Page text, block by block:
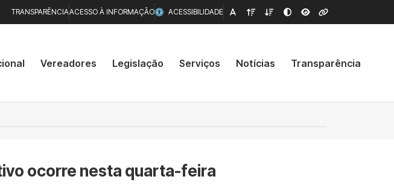
TRANSPARÊNCIAACESSO À INFORMAÇÃO ACESSIBILIDADE
Vereadores Legislação Serviços Notícias Transparência
ocorre nesta quarta-feira